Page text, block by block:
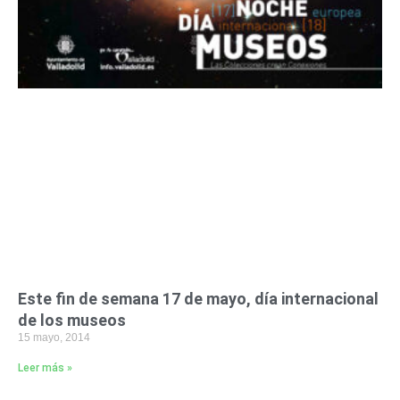
Este fin de semana 17 de mayo, día internacional
de los museos
15 mayo, 2014
Leer más »